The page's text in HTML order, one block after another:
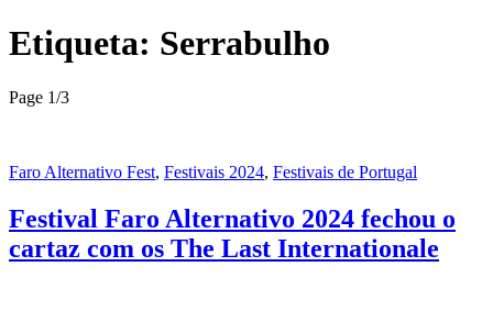
Etiqueta: Serrabulho
Page 1/3
Faro Alternativo Fest, Festivais 2024, Festivais de Portugal
Festival Faro Alternativo 2024 fechou o
cartaz com os The Last Internationale